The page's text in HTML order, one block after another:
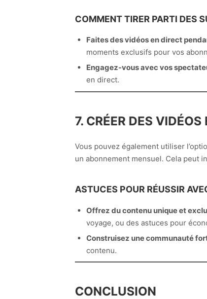
COMMENT TIRER PARTI DES
Faites des vidéos en direct
moments exclusifs pour vos
Engagez-vous avec vos
en direct.
7. CRÉER DES
Vous pouvez également utiliser
un abonnement mensuel. Cela peut
ASTUCES POUR RÉUSSIR
Offrez du contenu unique et
voyage, ou des astuces pour
Construisez une communauté
contenu.
CONCLUSION